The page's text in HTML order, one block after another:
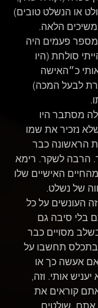
או הנשלט טובים)
הלאה.
מספר פעמים היה
סולחת (היו
כ״האישה
לבעל המכה)
מסתבר היו
נזכיר את שמו
הראשונה כבר
הרבה לשקר. רימא
האישיים שלו
של נשלט.
העונשים על כל
בלי סיבה גם
מסויים כבר
בתכלס תחשבו על
אעשה כך או
אותי. וזה,
קוראים את
אתם, שולטים